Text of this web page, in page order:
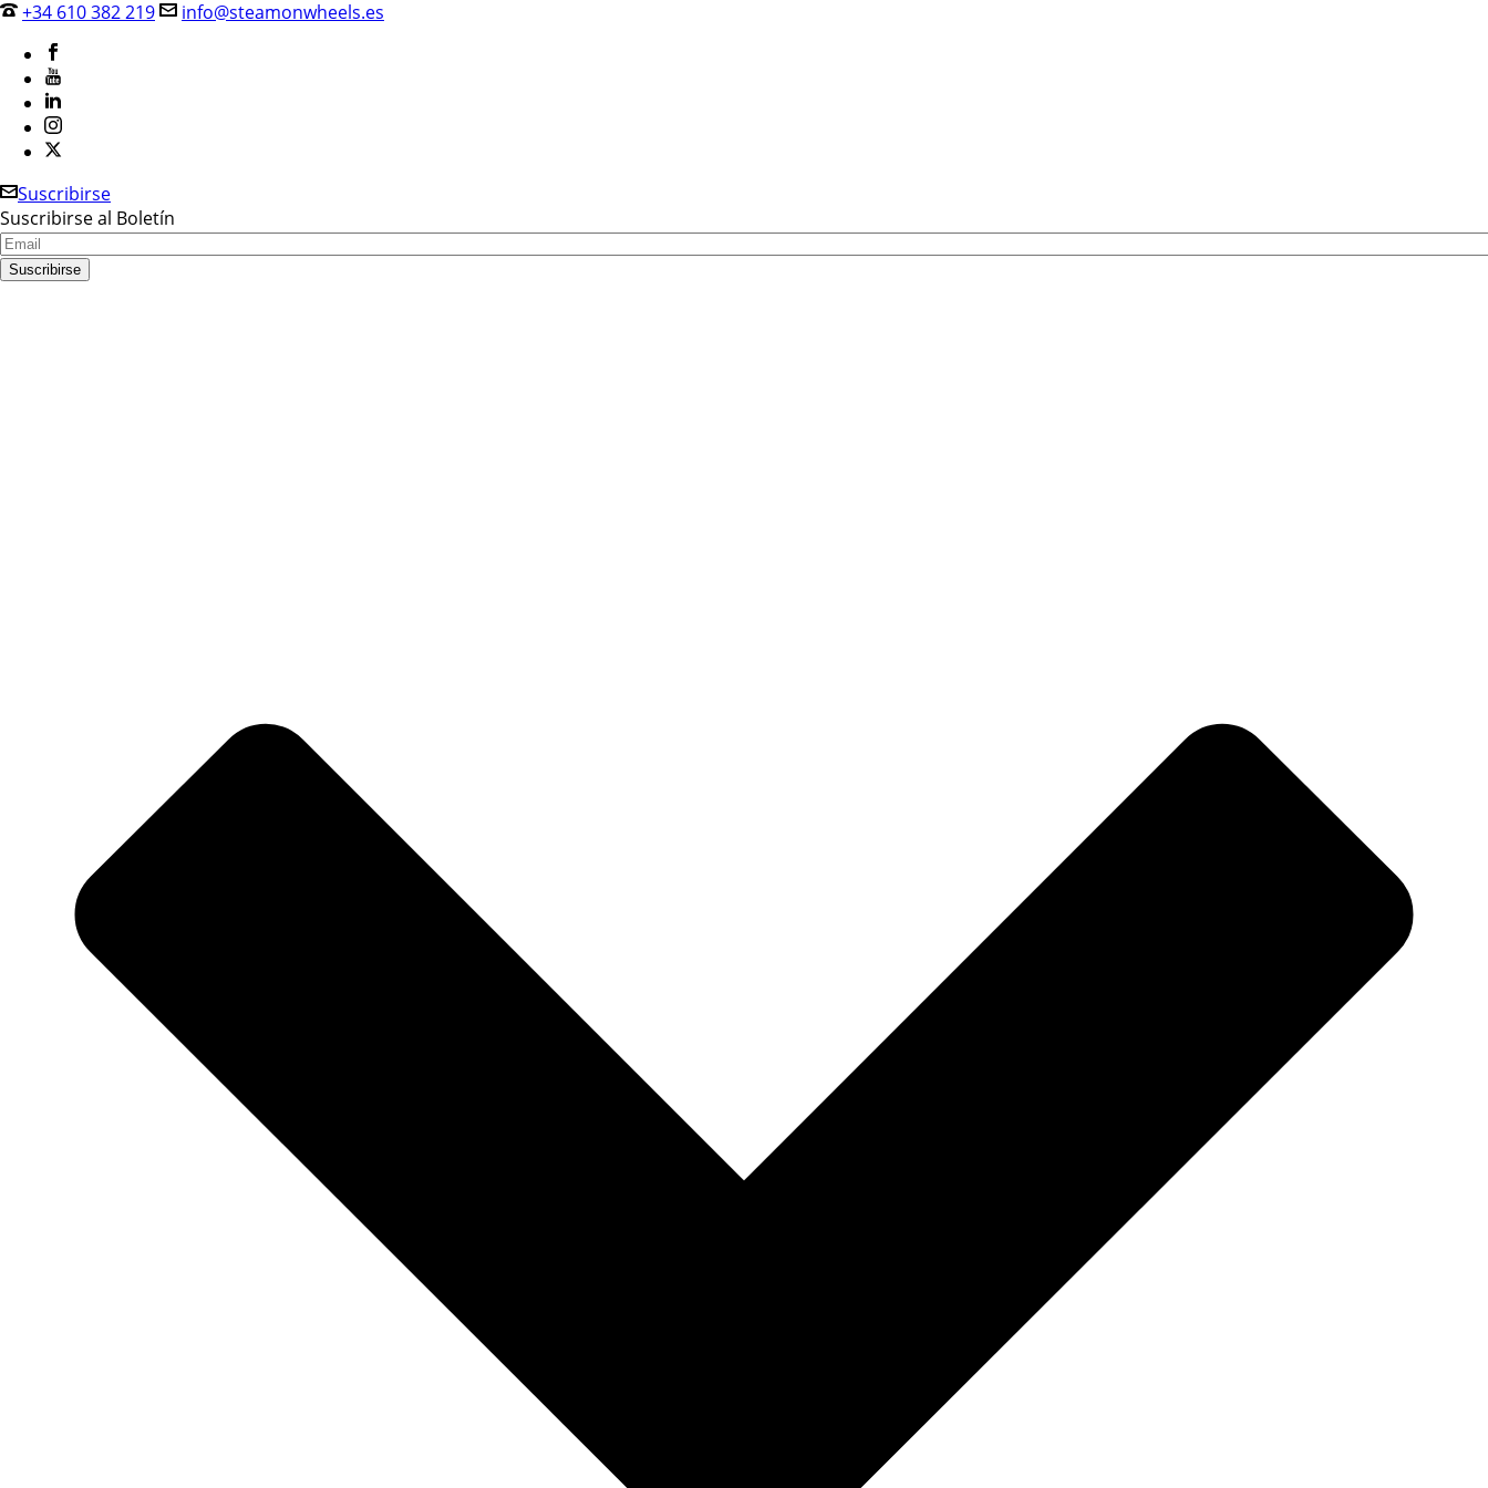
+34 610 382 219 info@steamonwheels.es
Suscribirse
Suscribirse al Boletín